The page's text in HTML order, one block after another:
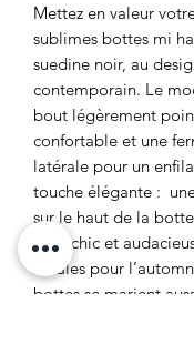
Mettez en valeur
sublimes bottes mi
suedine noir, au
contemporain. Le
bout légèrement
confortable et une
latérale pour un
touche élégante :
sur le haut de la
note chic et
Idéales pour
bottes se marient